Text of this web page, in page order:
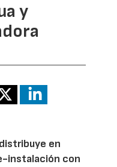
y
en
instalación con